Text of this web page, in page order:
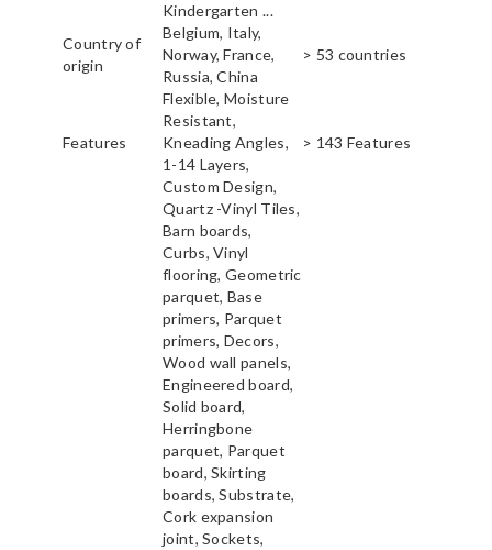
Kindergarten ...
Country of
origin
Belgium, Italy,
Norway, France,
Russia, China
> 53 countries
Features
Flexible, Moisture
Resistant,
Kneading Angles,
1-14 Layers,
Custom Design,
> 143 Features
Quartz -Vinyl Tiles,
Barn boards,
Curbs, Vinyl
flooring, Geometric
parquet, Base
primers, Parquet
primers, Decors,
Wood wall panels,
Engineered board,
Solid board,
Herringbone
parquet, Parquet
board, Skirting
boards, Substrate,
Cork expansion
joint, Sockets,